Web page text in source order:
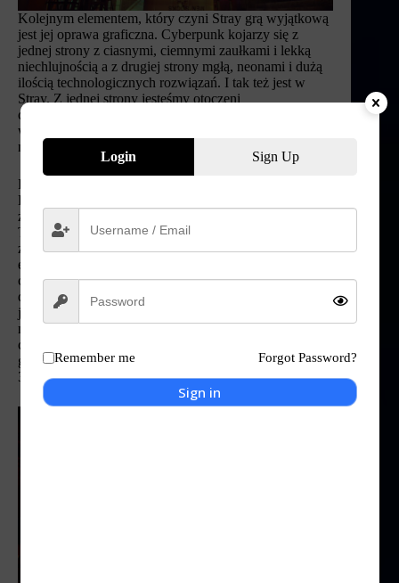
Kolejnym elementem, który czyni Stray grą wyjątkową
jest jej oprawa graficzna. Cyberpunk kojarzy się z
jednej strony z ciasnymi, ciemnymi zaułkami i lekką
niechlujnością a z drugiej strony mgłą, neonami i dużą
ilością technologicznych rozwiązań. I tak też jest w
Stray. Z jednej strony jesteśmy otoczeni
cyberpunkowym eko systemem, ale znajdą się miejsca
w grze, gdzie ludzkość robotyczna zachowała wieź z
naturą.
Po tym co Annapurna Interactive odwaliła w The Artful
Escape w zakresie oprawy dźwiękowej, byłem pewien,
że w Stray będzie równie zacnie. I się nie pomyliłem.
To co dociera do naszych uszu fantastycznie współgra
zarówno z tym co się dzieje na ekranie jak i z całym
ekosystemem przedstawionym w produkcji. Bardzo
ciekawie rozwiązane wypowiadane przez postaci
dialogi. Nie ma tutaj wypowiadanych dialogów w
języku angielskim. Te zostały zastąpione bliżej
nieokreślonym bzyczeniem, buczeniem. Pierwszym, z
czym ten sposób wyrażenia dialogu mi się skojarzył to
gry jRPG na przenośne konsolki typu Nintendo DS czy
3DS.
Login Sign Up
Remember me Forgot Password?
Sign in